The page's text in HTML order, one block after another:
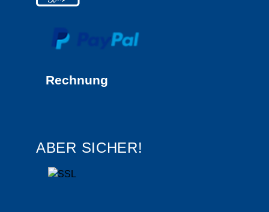
Rechnung
ABER SICHER!